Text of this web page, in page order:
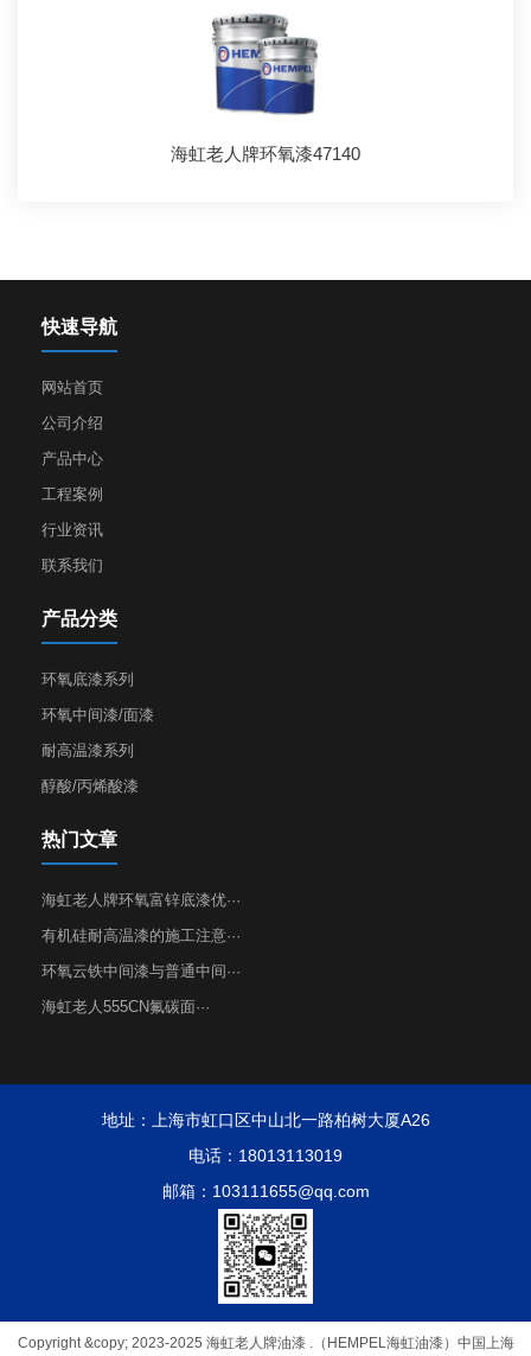
海虹老人牌环氧漆47140
快速导航
网站首页
公司介绍
产品中心
工程案例
行业资讯
联系我们
产品分类
环氧底漆系列
环氧中间漆/面漆
耐高温漆系列
醇酸/丙烯酸漆
热门文章
海虹老人牌环氧富锌底漆优···
有机硅耐高温漆的施工注意···
环氧云铁中间漆与普通中间···
海虹老人555CN氟碳面···
地址：上海市虹口区中山北一路柏树大厦A26
电话：18013113019
邮箱：103111655@qq.com
Copyright &copy; 2023-2025 海虹老人牌油漆 .（HEMPEL海虹油漆）中国上海